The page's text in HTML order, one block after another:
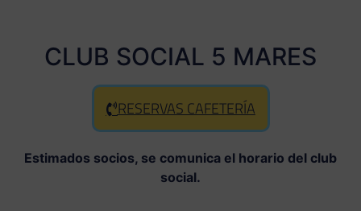
CLUB SOCIAL 5 MARES
RESERVAS CAFETERÍA
Estimados socios, se comunica el horario del club
social.